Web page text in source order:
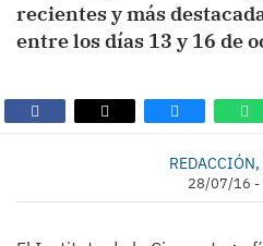
recientes y más
entre los días 13 y 16 de
28/07/16 -